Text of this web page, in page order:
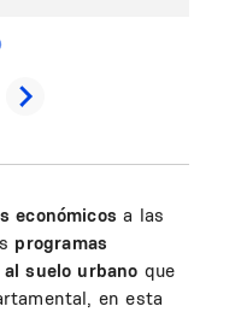
económicos a las
programas
suelo urbano que
en esta